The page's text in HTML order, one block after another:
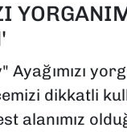
Ayağımızı
dikkatli
alanımız